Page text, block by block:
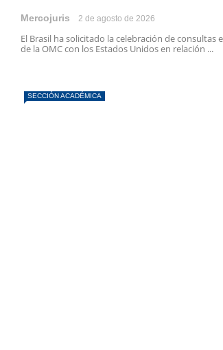
Mercojuris 2 de agosto de 2026
El Brasil ha solicitado la celebración de consultas
de la OMC con los Estados Unidos en relación ...
SECCIÓN ACADÉMICA